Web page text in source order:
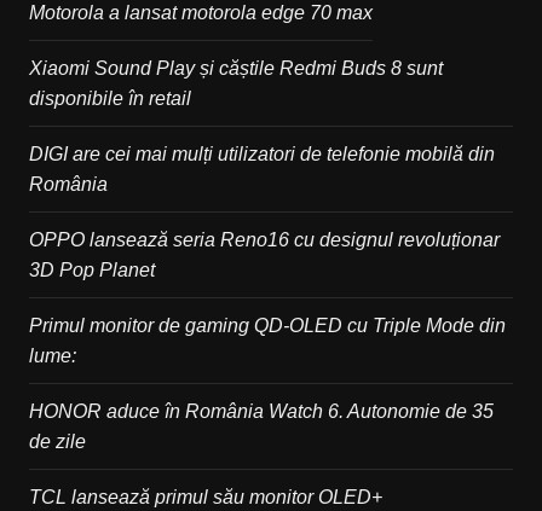
Motorola a lansat motorola edge 70 max
Xiaomi Sound Play și căștile Redmi Buds 8 sunt
disponibile în retail
DIGI are cei mai mulți utilizatori de telefonie mobilă din
România
OPPO lansează seria Reno16 cu designul revoluționar
3D Pop Planet
Primul monitor de gaming QD-OLED cu Triple Mode din
lume:
HONOR aduce în România Watch 6. Autonomie de 35
de zile
TCL lansează primul său monitor OLED+